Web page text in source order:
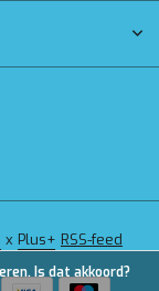
x Plus+ RSS-feed
Is dat akkoord?